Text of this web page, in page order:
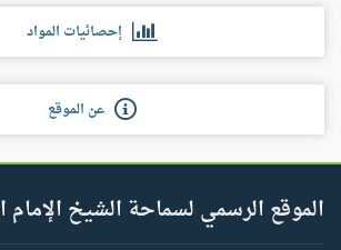
إحصائيات المواد
عن الموقع
الموقع الرسمي لسماحة الشيخ الإمام